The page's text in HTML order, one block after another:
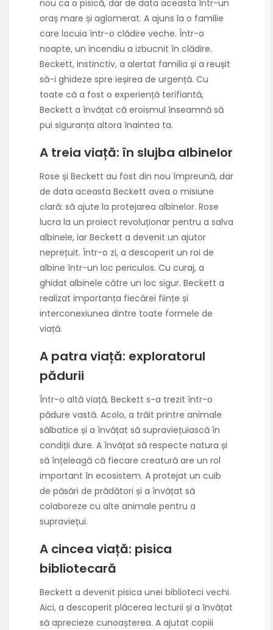
nou ca o pisică, dar de data aceasta într-un
oraș mare și aglomerat. A ajuns la o familie
care locuia într-o clădire veche. Într-o
noapte, un incendiu a izbucnit în clădire.
Beckett, instinctiv, a alertat familia și a reușit
să-i ghideze spre ieșirea de urgență. Cu
toate că a fost o experiență terifiantă,
Beckett a învățat că eroismul înseamnă să
pui siguranța altora înaintea ta.
A treia viață: în slujba albinelor
Rose și Beckett au fost din nou împreună, dar
de data aceasta Beckett avea o misiune
clară: să ajute la protejarea albinelor. Rose
lucra la un proiect revoluționar pentru a salva
albinele, iar Beckett a devenit un ajutor
neprețuit. Într-o zi, a descoperit un roi de
albine într-un loc periculos. Cu curaj, a
ghidat albinele către un loc sigur. Beckett a
realizat importanța fiecărei ființe și
interconexiunea dintre toate formele de
viață.
A patra viață: exploratorul
pădurii
Într-o altă viață, Beckett s-a trezit într-o
pădure vastă. Acolo, a trăit printre animale
sălbatice și a învățat să supraviețuiască în
condiții dure. A învățat să respecte natura și
să înțeleagă că fiecare creatură are un rol
important în ecosistem. A protejat un cuib
de păsări de prădători și a învățat să
colaboreze cu alte animale pentru a
supraviețui.
A cincea viață: pisica
bibliotecară
Beckett a devenit pisica unei biblioteci vechi.
Aici, a descoperit plăcerea lecturii și a învățat
să aprecieze cunoașterea. A ajutat copiii